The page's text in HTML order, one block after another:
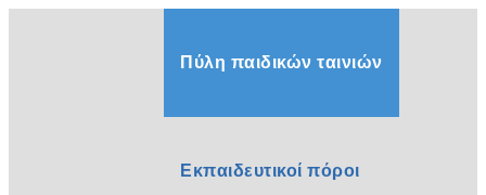
Πύλη παιδικών ταινιών
Εκπαιδευτικοί πόροι